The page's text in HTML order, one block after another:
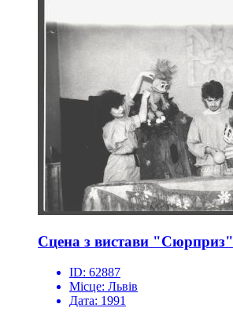
Сцена з вистави "Сюрприз"
ID: 62887
Місце: Львів
Дата: 1991